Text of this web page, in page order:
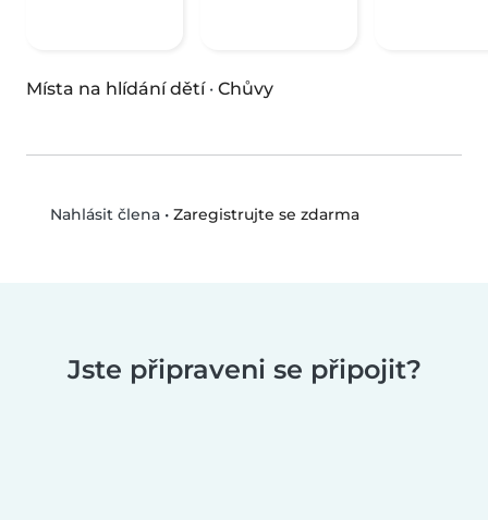
Místa na hlídání dětí · Chůvy
Nahlásit člena• Zaregistrujte se zdarma
Jste připraveni se připojit?